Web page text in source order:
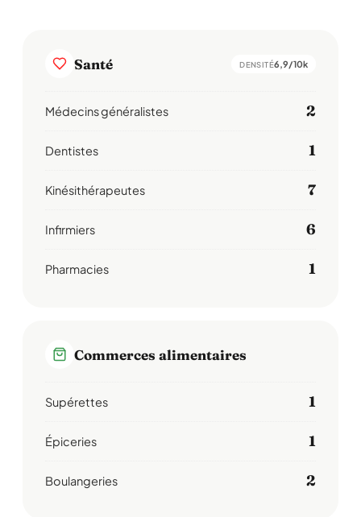
Santé DENSITÉ6,9/10k
Médecins généralistes 2
Dentistes 1
Kinésithérapeutes 7
Infirmiers 6
Pharmacies 1
Commerces alimentaires
Supérettes 1
Épiceries 1
Boulangeries 2